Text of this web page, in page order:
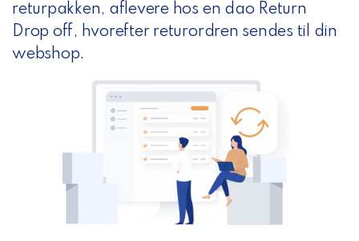
returpakken, aflevere hos en dao Return
Drop off, hvorefter returordren sendes til din
webshop.